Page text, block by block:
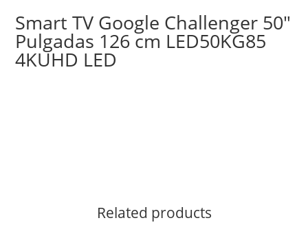
Smart TV Google Challenger 50″
Pulgadas 126 cm LED50KG85
4KUHD LED
Related products